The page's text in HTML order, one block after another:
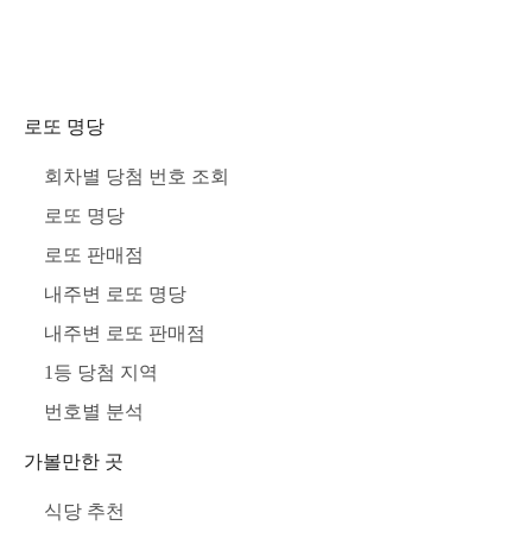
로또 명당
회차별 당첨 번호 조회
로또 명당
로또 판매점
내주변 로또 명당
내주변 로또 판매점
1등 당첨 지역
번호별 분석
가볼만한 곳
식당 추천